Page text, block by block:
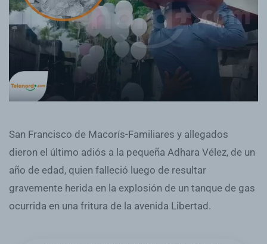
San Francisco de Macorís-Familiares y allegados
dieron el último adiós a la pequeña Adhara Vélez, de un
año de edad, quien falleció luego de resultar
gravemente herida en la explosión de un tanque de gas
ocurrida en una fritura de la avenida Libertad.